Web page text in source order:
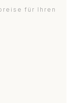
für Ihren